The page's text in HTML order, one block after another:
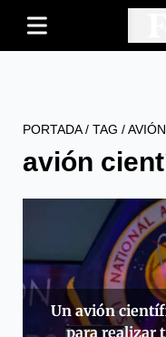
PORTADA/ TAG /
avión
Un avión
para realizar